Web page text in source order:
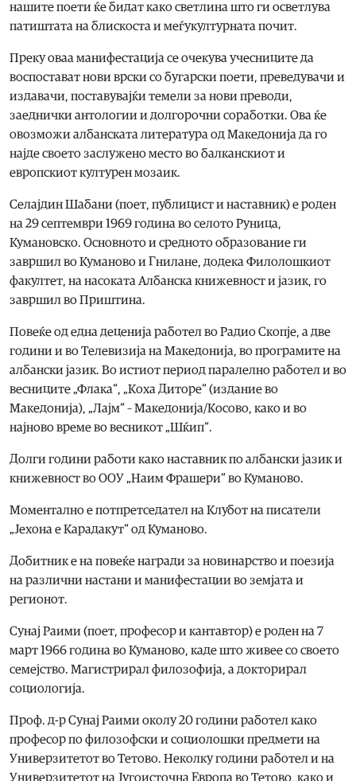
нашите поети ќе бидат како светлина што ги осветлува
патиштата на блискоста и меѓукултурната почит.
Преку оваа манифестација се очекува учесниците да
воспостават нови врски со бугарски поети, преведувачи и
издавачи, поставувајќи темели за нови преводи,
заеднички антологии и долгорочни соработки. Ова ќе
овозможи албанската литература од Македонија да го
најде своето заслужено место во балканскиот и
европскиот културен мозаик.
Селајдин Шабани (поет, публицист и наставник) е роден
на 29 септември 1969 година во селото Руница,
Кумановско. Основното и средното образование ги
завршил во Куманово и Гнилане, додека Филолошкиот
факултет, на насоката Албанска книжевност и јазик, го
завршил во Приштина.
Повеќе од една деценија работел во Радио Скопје, а две
години и во Телевизија на Македонија, во програмите на
албански јазик. Во истиот период паралелно работел и во
весниците „Флака“, „Коха Диторе“ (издание во
Македонија), „Лајм“ – Македонија/Косово, како и во
најново време во весникот „Шќип“.
Долги години работи како наставник по албански јазик и
книжевност во ООУ „Наим Фрашери“ во Куманово.
Моментално е потпретседател на Клубот на писатели
„Јехона е Карадакут“ од Куманово.
Добитник е на повеќе награди за новинарство и поезија
на различни настани и манифестации во земјата и
регионот.
Сунај Раими (поет, професор и кантавтор) е роден на 7
март 1966 година во Куманово, каде што живее со своето
семејство. Магистрирал филозофија, а докторирал
социологија.
Проф. д-р Сунај Раими околу 20 години работел како
професор по филозофски и социолошки предмети на
Универзитетот во Тетово. Неколку години работел и на
Универзитетот на Југоисточна Европа во Тетово, како и